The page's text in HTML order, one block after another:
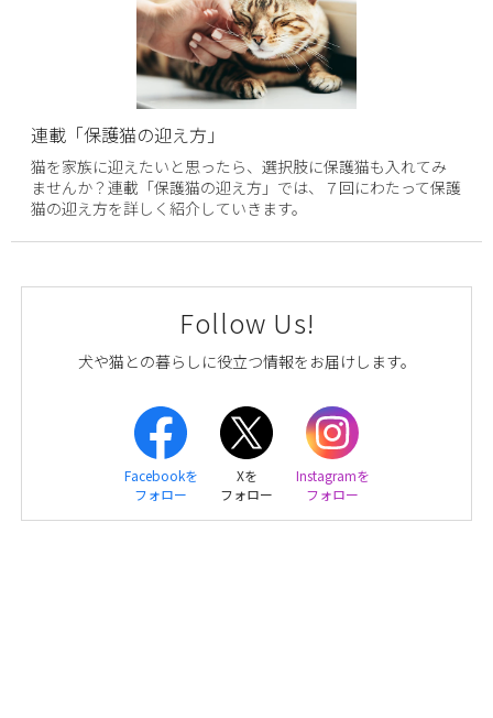
連載「保護猫の迎え方」
猫を家族に迎えたいと思ったら、選択肢に保護猫も入れてみ
ませんか？連載「保護猫の迎え方」では、７回にわたって保護
猫の迎え方を詳しく紹介していきます。
Follow Us!
犬や猫との暮らしに役立つ情報をお届けします。
Facebookを
フォロー
Xを
フォロー
Instagramを
フォロー